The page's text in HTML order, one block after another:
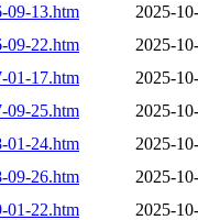
09-13.htm
2025-
09-22.htm
2025-
01-17.htm
2025-
09-25.htm
2025-
01-24.htm
2025-
09-26.htm
2025-
01-22.htm
2025-